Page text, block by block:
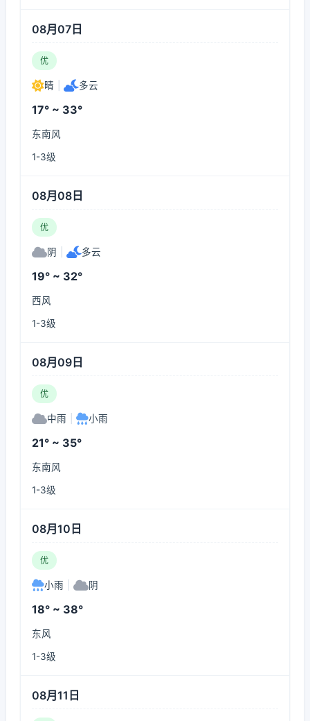
08月07日
优
晴 多云
17° ~ 33°
东南风
1-3级
08月08日
优
阴 多云
19° ~ 32°
西风
1-3级
08月09日
优
中雨 小雨
21° ~ 35°
东南风
1-3级
08月10日
优
小雨 阴
18° ~ 38°
东风
1-3级
08月11日